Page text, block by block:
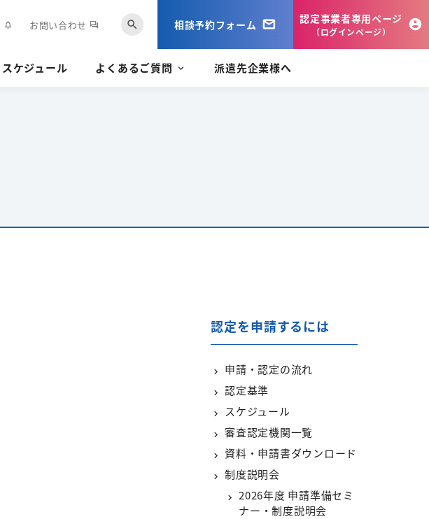
notifications お問い合わせ forum search 相談予約フォーム 認定事業者専用ページ
（ログインページ）
スケジュール よくあるご質問 派遣先企業様へ
認定を申請するには
申請・認定の流れ
認定基準
スケジュール
審査認定機関一覧
資料・申請書ダウンロード
制度説明会
2026年度 申請準備セミ
ナー・制度説明会